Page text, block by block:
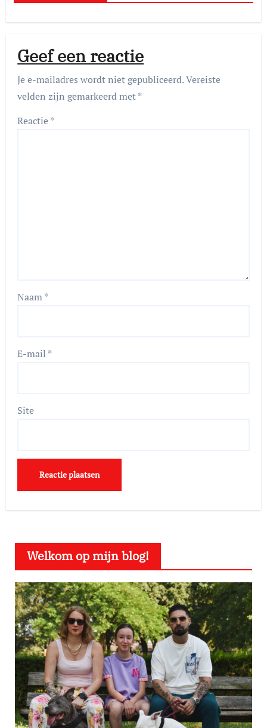
Geef een reactie
Je e-mailadres wordt niet gepubliceerd.Vereiste
velden zijn gemarkeerd met*
Reactie*
Naam*
E-mail *
Site
Welkom op mijn blog!